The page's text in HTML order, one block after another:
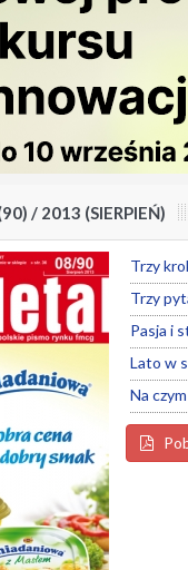
/ 2013 (SIERPIEŃ)
Trzy
Trzy
Pasja i
Lato w
Na